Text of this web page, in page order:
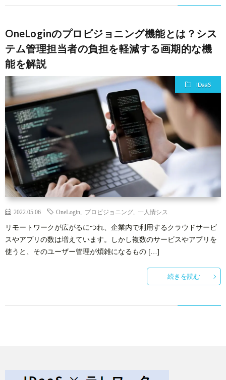
OneLoginのプロビジョニング機能とは？シス
テム管理担当者の負担を軽減する画期的な機
能を解説
IDaaS
2022.05.06 OneLogin プロビジョニング 一人情シス
リモートワークが広がるにつれ、企業内で利用するクラウドサービ
スやアプリの数は増えています。しかし複数のサービスやアプリを
使うと、そのユーザー管理が煩雑になるもの […]
続きを読む